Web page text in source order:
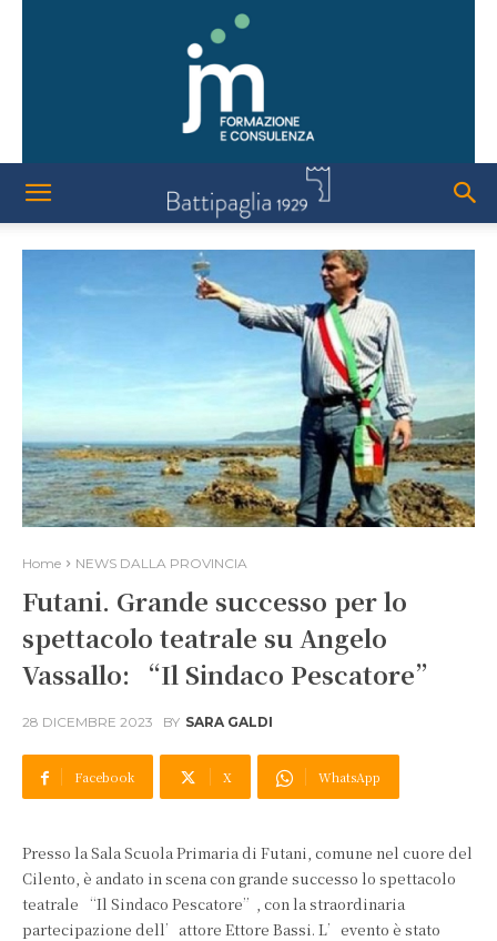
Home NEWS DALLA PROVINCIA
Futani. Grande successo per lo
spettacolo teatrale su Angelo
Vassallo: “Il Sindaco Pescatore”
28 DICEMBRE 2023 BY SARA GALDI
Facebook X WhatsApp
Presso la Sala Scuola Primaria di Futani, comune nel cuore del
Cilento, è andato in scena con grande successo lo spettacolo
teatrale “Il Sindaco Pescatore”, con la straordinaria
partecipazione dell’attore Ettore Bassi. L’evento è stato